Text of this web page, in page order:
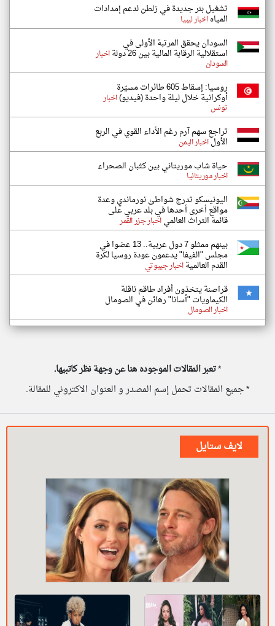
تشغيل بئر جديدة في زلطن لدعم إمدادات
المياهاخبار ليبيا
السودان يحقق المرتبة الأولى في
استقلالية الرقابة المالية بين 26 دولة اخبار
السودان
روسيا: إسقاط 605 طائرات مسيّرة
أوكرانية خلال ليلة واحدة (فيديو)اخبار
تونس
تراجع سهم آرم رغم الأداء القوي في الربع
الأولاخبار اليمن
حياة شاب موريتاني بين كثبان الصحراء
اخبار موريتانيا
اليونيسكو تدرج شواطئ نورماندي وعدة
مواقع أخرى أحدها في بلد عربي على
قائمة التراث العالمياخبار جزر القمر
بينهم ممثلو 7 دول عربية.. 13 عضوا في
مجلس "الفيفا" يدعمون عودة روسيا لكرة
القدم العالميةاخبار جيبوتي
قراصنة يتخذون أفراد طاقم ناقلة
الكيماويات "أسانا" رهائن في الصومال
اخبار الصومال
*تعبر المقالات الموجوده هنا عن وجهة نظر كاتبيها.
* جميع المقالات تحمل إسم المصدر و العنوان الاكتروني للمقالة.
لايف ستايل